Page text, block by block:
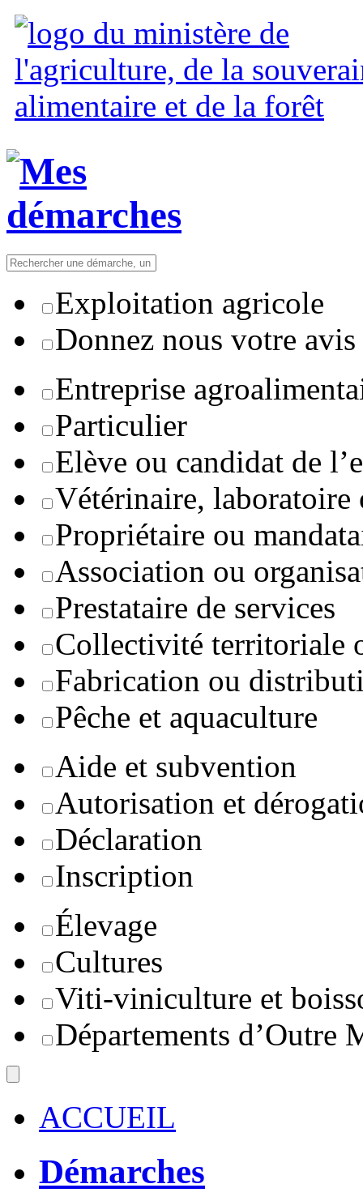
Exploitation agricole
Donnez nous votre avis
Entreprise
Particulier
Elève ou candidat de
Vétérinaire, laboratoire
Propriétaire ou
Association ou
Prestataire de services
Collectivité territoriale
Fabrication ou
Pêche et aquaculture
Aide et subvention
Autorisation et
Déclaration
Inscription
Élevage
Cultures
Viti-viniculture et
Départements d’Outre
ACCUEIL
Démarches